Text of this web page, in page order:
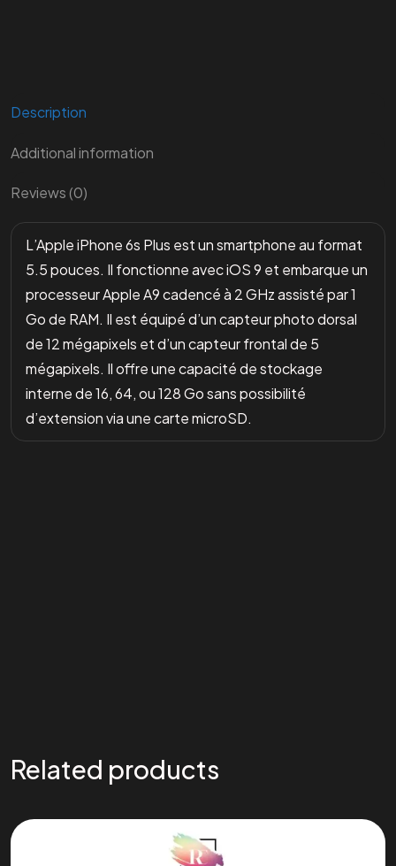
Description
Additional information
Reviews (0)
L’Apple iPhone 6s Plus est un smartphone au format
5.5 pouces. Il fonctionne avec iOS 9 et embarque un
processeur Apple A9 cadencé à 2 GHz assisté par 1
Go de RAM. Il est équipé d’un capteur photo dorsal
de 12 mégapixels et d’un capteur frontal de 5
mégapixels. Il offre une capacité de stockage
interne de 16, 64, ou 128 Go sans possibilité
d’extension via une carte microSD.
Related products